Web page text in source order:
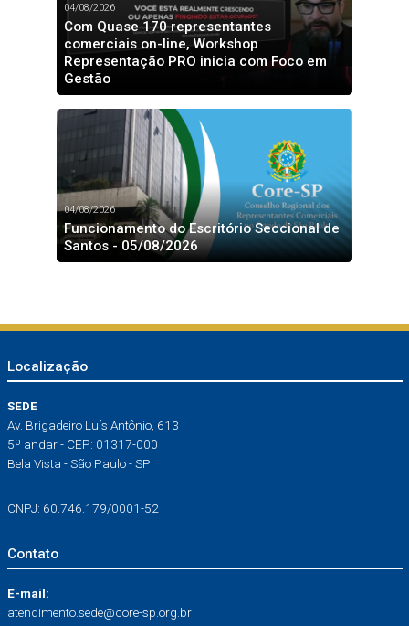
04/08/2026
Com Quase 170 representantes
comerciais on-line, Workshop
Representação PRO inicia com Foco em
Gestão
04/08/2026
Funcionamento do Escritório Seccional de
Santos - 05/08/2026
Localização
SEDE
Av. Brigadeiro Luís Antônio, 613
5º andar - CEP: 01317-000
Bela Vista - São Paulo - SP
CNPJ: 60.746.179/0001-52
Contato
E-mail:
atendimento.sede@core-sp.org.br